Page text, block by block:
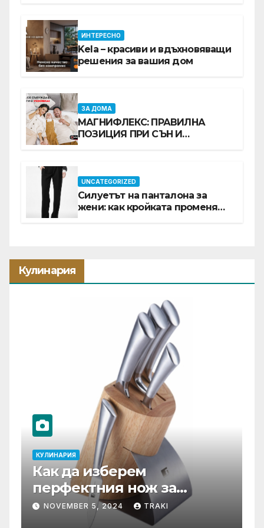
ИНТЕРЕСНО
Kela – красиви и вдъхновяващи
решения за вашия дом
ЗА ДОМА
МАГНИФЛЕКС: ПРАВИЛНА
ПОЗИЦИЯ ПРИ СЪН И
UNCATEGORIZED
Силуетът на панталона за
жени: как кройката променя
Кулинария
КУЛИНАРИЯ
Как да изберем
перфектния нож за
нашата кухня?
NOVEMBER 5, 2024 TRAKI